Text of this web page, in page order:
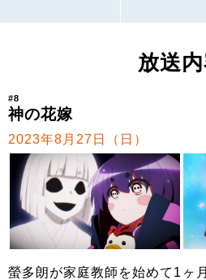
放送
#8
神の花嫁
2023年8月27日（日）
螢多朗が家庭教師を始めて1ヶ